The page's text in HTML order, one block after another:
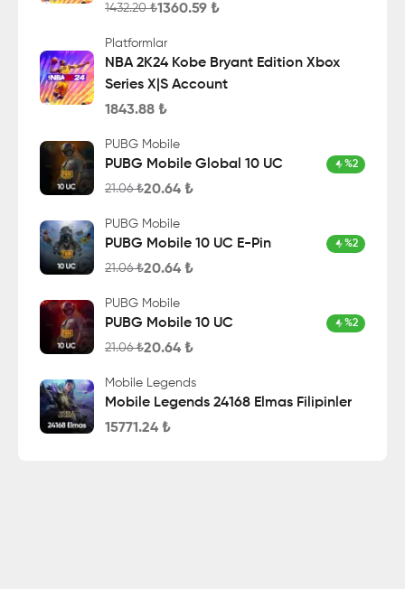
1432.20₺1360.59 ₺
Platformlar
NBA 2K24 Kobe Bryant Edition Xbox
Series X|S Account
1843.88 ₺
PUBG Mobile
PUBG Mobile Global 10 UC %2
21.06₺20.64 ₺
PUBG Mobile
PUBG Mobile 10 UC E-Pin %2
21.06₺20.64 ₺
PUBG Mobile
PUBG Mobile 10 UC %2
21.06₺20.64 ₺
Mobile Legends
Mobile Legends 24168 Elmas Filipinler
15771.24 ₺